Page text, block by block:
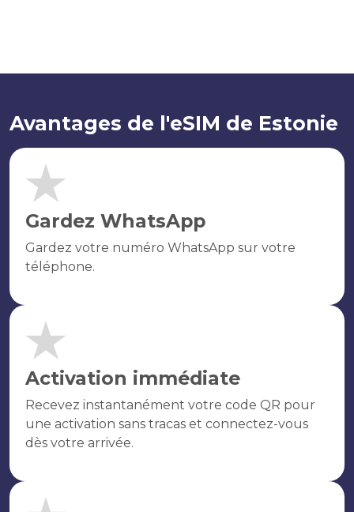
Avantages de l'eSIM de Estonie
Gardez WhatsApp
Gardez votre numéro WhatsApp sur votre
téléphone.
Activation immédiate
Recevez instantanément votre code QR pour
une activation sans tracas et connectez-vous
dès votre arrivée.